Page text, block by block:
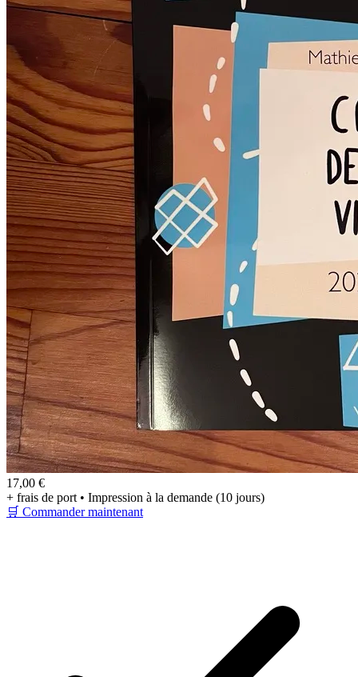
17,00 €
+ frais de port • Impression à la demande (10 jours)
🛒 Commander maintenant